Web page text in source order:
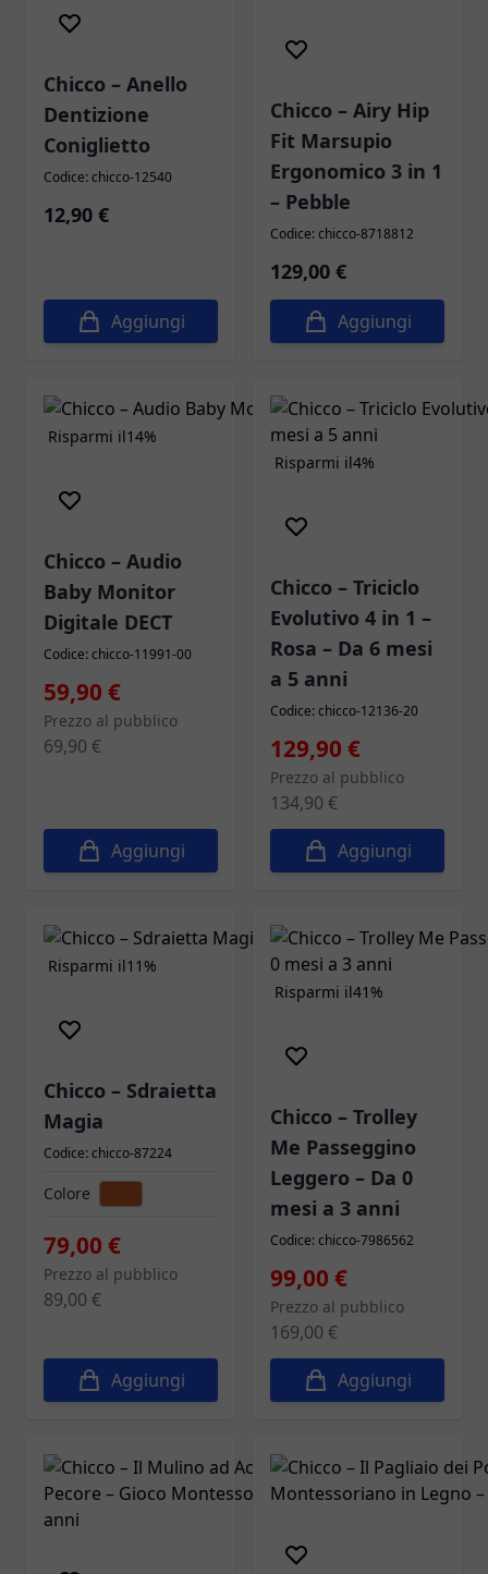
Chicco – Anello
Dentizione
Coniglietto
Codice: chicco-12540
12,90 €
Aggiungi
Chicco – Airy Hip
Fit Marsupio
Ergonomico 3 in 1
– Pebble
Codice: chicco-8718812
129,00 €
Aggiungi
Risparmi il14%
Chicco – Audio
Baby Monitor
Digitale DECT
Codice: chicco-11991-00
Prezzo speciale
59,90 €
Prezzo al pubblico
69,90 €
Aggiungi
Risparmi il4%
Chicco – Triciclo
Evolutivo 4 in 1 –
Rosa – Da 6 mesi
a 5 anni
Codice: chicco-12136-20
Prezzo speciale
129,90 €
Prezzo al pubblico
134,90 €
Aggiungi
Risparmi il11%
Chicco – Sdraietta
Magia
Codice: chicco-87224
Colore
79,00 €
Prezzo al pubblico
89,00 €
Aggiungi
Risparmi il41%
Chicco – Trolley
Me Passeggino
Leggero – Da 0
mesi a 3 anni
Codice: chicco-7986562
Prezzo speciale
99,00 €
Prezzo al pubblico
169,00 €
Aggiungi